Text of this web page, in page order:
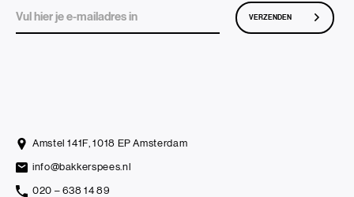
VERZENDEN
Amstel 141F, 1018 EP Amsterdam
info@bakkerspees.nl
020 – 638 14 89